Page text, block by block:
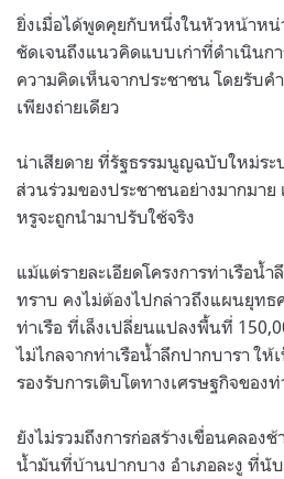
ยิ่งเมื่อได้พูดคุยกับหนึ่งในหัวหน้าหน่
ชัดเจนถึงแนวคิดแบบเก่าที่ดำเนินกา
ความคิดเห็นจากประชาชน โดยรับค
เพียงถ่ายเดียว
น่าเสียดาย ที่รัฐธรรมนูญฉบับใหม่ร
ส่วนร่วมของประชาชนอย่างมากมา
หรูจะถูกนำมาปรับใช้จริง
แม้แต่รายละเอียดโครงการท่าเรือน้
ทราบ คงไม่ต้องไปกล่าวถึงแผนยุทธ
ท่าเรือ ที่เล็งเปลี่ยนแปลงพื้นที่
ไม่ไกลจากท่าเรือน้ำลึกปากบารา ให้
รองรับการเติบโตทางเศรษฐกิจของท่
ยังไม่รวมถึงการก่อสร้างเขื่อนคลอง
น้ำมันที่บ้านปากบาง อำเภอละงู ที่